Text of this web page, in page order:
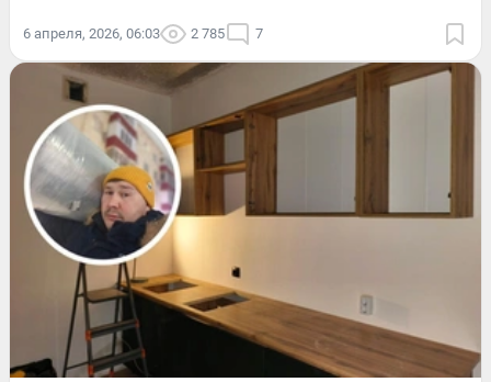
6 апреля, 2026, 06:03 2 785 7